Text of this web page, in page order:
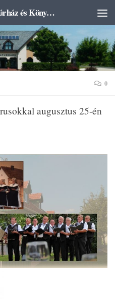
Tát Város Önkormányzat Kultúrház és Könyvtár
0
augusztus 25-én